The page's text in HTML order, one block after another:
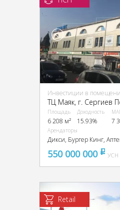
Площадь
6 208 м²
Доходность
15.93% 7
Арендаторы
Дикси, Бургер Кинг,
550 000 000 pуб
УСН
Retail